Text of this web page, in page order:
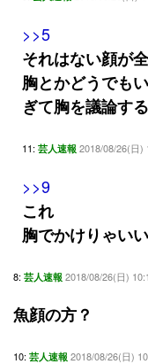
>>5
それはない顔が
胸とかどうでも
ぎて胸を議論す
11: 芸人速報 2018/08/26(日)
>>9
これ
胸でかけりゃい
8: 芸人速報 2018/08/26(日)
魚顔の方？
10: 芸人速報 2018/08/26(日)